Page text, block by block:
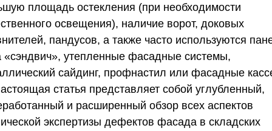
площадь остекления (при необходимости
освещения), наличие ворот, доковых
пандусов, а также часто используются
«сэндвич», утепленные фасадные системы,
сайдинг, профнастил или фасадные
статья представляет собой углубленный,
и расширенный обзор всех аспектов
экспертизы дефектов фасада в складских